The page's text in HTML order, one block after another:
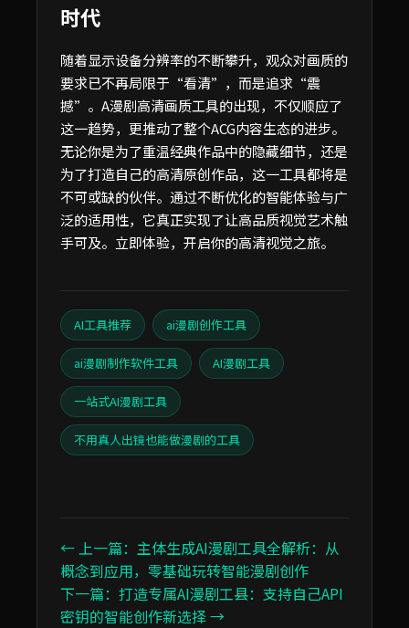
时代
随着显示设备分辨率的不断攀升，观众对画质的
要求已不再局限于“看清”，而是追求“震
撼”。A漫剧高清画质工具的出现，不仅顺应了
这一趋势，更推动了整个ACG内容生态的进步。
无论你是为了重温经典作品中的隐藏细节，还是
为了打造自己的高清原创作品，这一工具都将是
不可或缺的伙伴。通过不断优化的智能体验与广
泛的适用性，它真正实现了让高品质视觉艺术触
手可及。立即体验，开启你的高清视觉之旅。
AI工具推荐 ai漫剧创作工具
ai漫剧制作软件工具 AI漫剧工具
一站式AI漫剧工具
不用真人出镜也能做漫剧的工具
← 上一篇：主体生成AI漫剧工具全解析：从
概念到应用，零基础玩转智能漫剧创作
下一篇：打造专属AI漫剧工县：支持自己API
密钥的智能创作新选择 →